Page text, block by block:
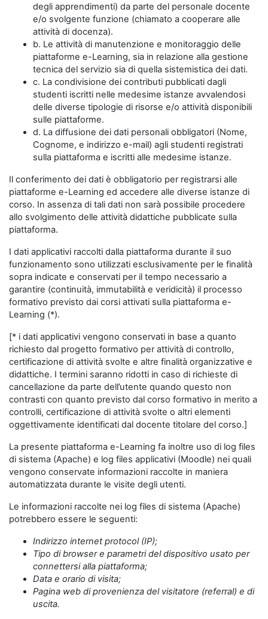
degli apprendimenti) da parte del personale docente
e/o svolgente funzione (chiamato a cooperare alle
attività di docenza).
b. Le attività di manutenzione e monitoraggio delle
piattaforme e-Learning, sia in relazione alla gestione
tecnica del servizio sia di quella sistemistica dei dati.
c. La condivisione dei contributi pubblicati dagli
studenti iscritti nelle medesime istanze avvalendosi
delle diverse tipologie di risorse e/o attività disponibili
sulle piattaforme.
d. La diffusione dei dati personali obbligatori (Nome,
Cognome, e indirizzo e-mail) agli studenti registrati
sulla piattaforma e iscritti alle medesime istanze.
Il conferimento dei dati è obbligatorio per registrarsi alle
piattaforme e-Learning ed accedere alle diverse istanze di
corso. In assenza di tali dati non sarà possibile procedere
allo svolgimento delle attività didattiche pubblicate sulla
piattaforma.
I dati applicativi raccolti dalla piattaforma durante il suo
funzionamento sono utilizzati esclusivamente per le finalità
sopra indicate e conservati per il tempo necessario a
garantire (continuità, immutabilità e veridicità) il processo
formativo previsto dai corsi attivati sulla piattaforma e-
Learning (*).
[* i dati applicativi vengono conservati in base a quanto
richiesto dal progetto formativo per attività di controllo,
certificazione di attività svolte e altre finalità organizzative e
didattiche. I termini saranno ridotti in caso di richieste di
cancellazione da parte dell’utente quando questo non
contrasti con quanto previsto dal corso formativo in merito a
controlli, certificazione di attività svolte o altri elementi
oggettivamente identificati dal docente titolare del corso.]
La presente piattaforma e-Learning fa inoltre uso di log files
di sistema (Apache) e log files applicativi (Moodle) nei quali
vengono conservate informazioni raccolte in maniera
automatizzata durante le visite degli utenti.
Le informazioni raccolte nei log files di sistema (Apache)
potrebbero essere le seguenti:
Indirizzo internet protocol (IP);
Tipo di browser e parametri del dispositivo usato per
connettersi alla piattaforma;
Data e orario di visita;
Pagina web di provenienza del visitatore (referral) e di
uscita.